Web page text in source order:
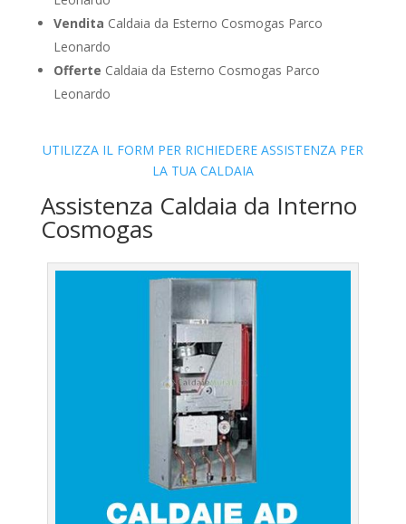
Vendita Caldaia da Esterno Cosmogas Parco
Leonardo
Offerte Caldaia da Esterno Cosmogas Parco
Leonardo
UTILIZZA IL FORM PER RICHIEDERE ASSISTENZA PER
LA TUA CALDAIA
Assistenza Caldaia da Interno
Cosmogas